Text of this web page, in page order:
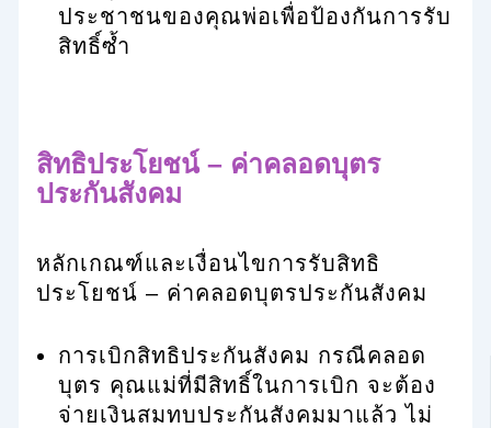
ประชาชนของคุณพ่อเพื่อป้องกันการรับ
สิทธิ์ซ้ำ
สิทธิประโยชน์ – ค่าคลอดบุตร
ประกันสังคม
หลักเกณฑ์และเงื่อนไขการรับสิทธิ
ประโยชน์ – ค่าคลอดบุตรประกันสังคม
การเบิกสิทธิประกันสังคม กรณีคลอด
บุตร คุณแม่ที่มีสิทธิ์ในการเบิก จะต้อง
จ่ายเงินสมทบประกันสังคมมาแล้ว ไม่